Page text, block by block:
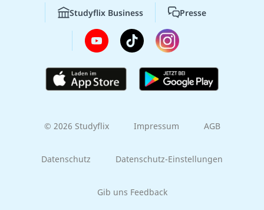
Studyflix Business Presse
© 2026 Studyflix Impressum AGB
Datenschutz Datenschutz-Einstellungen
Gib uns Feedback